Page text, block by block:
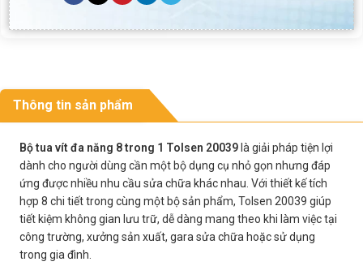
Thông tin sản phẩm
Bộ tua vít đa năng 8 trong 1 Tolsen 20039 là giải pháp tiện lợi
dành cho người dùng cần một bộ dụng cụ nhỏ gọn nhưng đáp
ứng được nhiều nhu cầu sửa chữa khác nhau. Với thiết kế tích
hợp 8 chi tiết trong cùng một bộ sản phẩm, Tolsen 20039 giúp
tiết kiệm không gian lưu trữ, dễ dàng mang theo khi làm việc tại
công trường, xưởng sản xuất, gara sửa chữa hoặc sử dụng
trong gia đình.